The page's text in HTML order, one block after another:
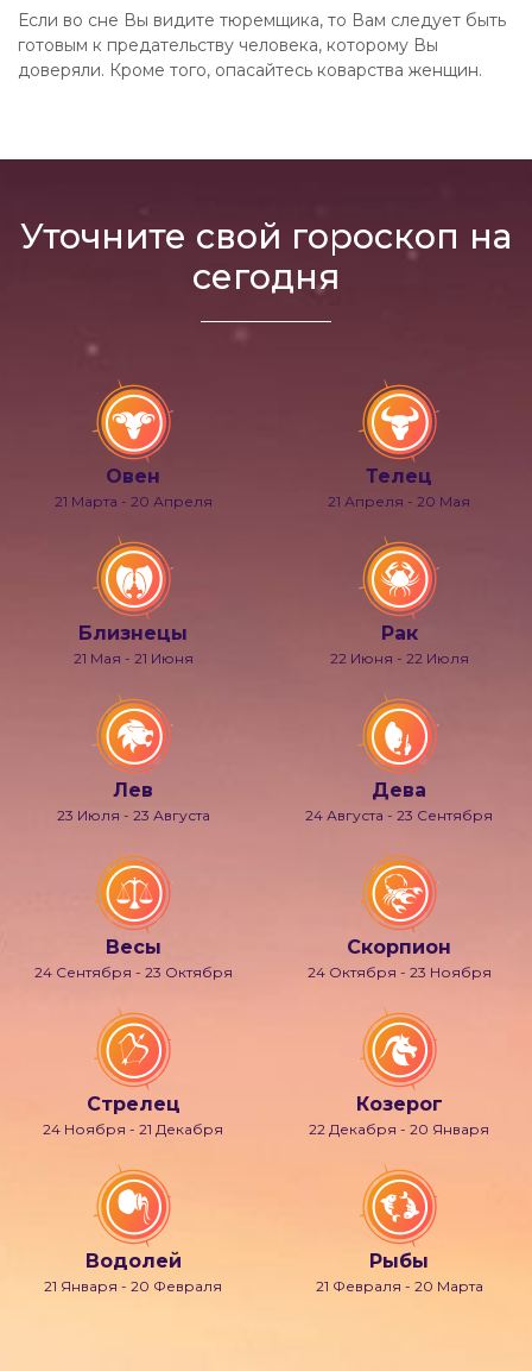
Если во сне Вы видите тюремщика, то Вам следует быть
готовым к предательству человека, которому Вы
доверяли. Кроме того, опасайтесь коварства женщин.
Уточните свой гороскоп на
сегодня
Овен
21 Марта - 20 Апреля
Телец
21 Апреля - 20 Мая
Близнецы
21 Мая - 21 Июня
Рак
22 Июня - 22 Июля
Лев
23 Июля - 23 Августа
Дева
24 Августа - 23 Сентября
Весы
24 Сентября - 23 Октября
Скорпион
24 Октября - 23 Ноября
Стрелец
24 Ноября - 21 Декабря
Козерог
22 Декабря - 20 Января
Водолей
21 Января - 20 Февраля
Рыбы
21 Февраля - 20 Марта